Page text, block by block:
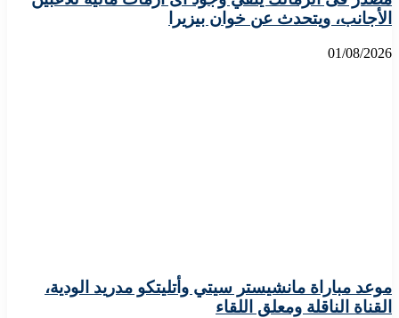
الأجانب، ويتحدث عن خوان بيزيرا
01/08/2026
موعد مباراة مانشيستر سيتي وأتليتكو مدريد الودية،
القناة الناقلة ومعلق اللقاء